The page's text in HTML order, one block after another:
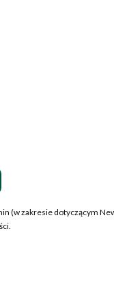
(w zakresie dotyczącym